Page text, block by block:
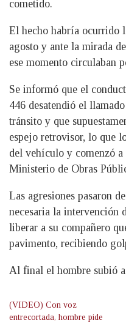
cometido.
El hecho habría ocurrido
agosto y ante la mirada
ese momento circulaban
Se informó que el
446 desatendió el
tránsito y que
espejo retrovisor, lo que
del vehículo y comenzó
Ministerio de Obras
Las agresiones pasaron
necesaria la intervención
liberar a su compañero
pavimento, recibiendo
Al final el hombre subió
(VIDEO) Con voz
entrecortada, hombre pide